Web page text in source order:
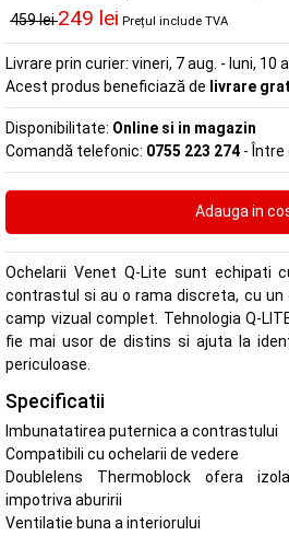
459 lei249 lei Prețul include TVA
Livrare prin curier: vineri, 7 aug. - luni, 10
Acest produs beneficiază de livrare
Disponibilitate: Online si in magazin
Comandă telefonic: 0755 223 274 - Între
Ochelarii Venet Q-Lite sunt echipati
contrastul si au o rama discreta, cu un
camp vizual complet. Tehnologia Q-
fie mai usor de distins si ajuta la
periculoase.
Specificatii
Imbunatatirea puternica a contrastului
Compatibili cu ochelarii de vedere
Doublelens Thermoblock ofera
impotriva aburirii
Ventilatie buna a interiorului